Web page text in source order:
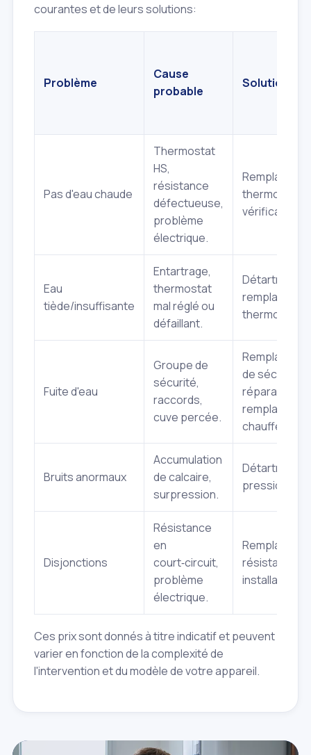
courantes et de leurs solutions:
Problème
Cause
probable
Solution
Pas d'eau chaude
Thermostat
HS,
résistance
défectueuse,
problème
électrique.
thermostat/
vérification
Eau
tiède/insuffisante
Entartrage,
thermostat
mal réglé ou
défaillant.
Détartrage,
thermostat.
Fuite d'eau
Groupe de
sécurité,
raccords,
cuve percée.
de sécurité/
réparation
chauffe‑eau.
Bruits anormaux
Accumulation
de calcaire,
surpression.
Détartrage,
pression.
Disjonctions
Résistance
en
court‑circuit,
problème
électrique.
résistance,
installation
Ces prix sont donnés à titre indicatif et peuvent
varier en fonction de la complexité de
l'intervention et du modèle de votre appareil.